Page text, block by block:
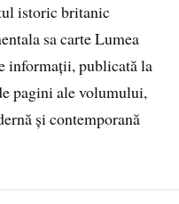
istoric britanic
sa carte Lumea
informații, publicată la
pagini ale volumului,
și contemporană